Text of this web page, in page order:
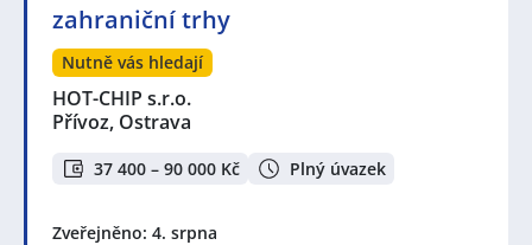
zahraniční trhy
Nutně vás hledají
HOT-CHIP s.r.o.
Přívoz, Ostrava
37 400 – 90 000 Kč Plný úvazek
Zveřejněno: 4. srpna